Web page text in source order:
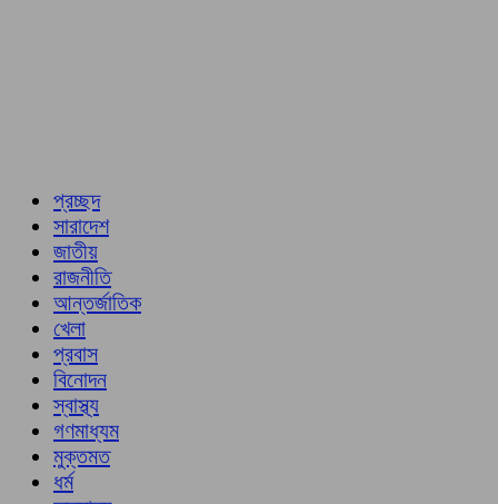
প্রচ্ছদ
সারাদেশ
জাতীয়
রাজনীতি
আন্তর্জাতিক
খেলা
প্রবাস
বিনোদন
স্বাস্থ্য
গণমাধ্যম
মুক্তমত
ধর্ম